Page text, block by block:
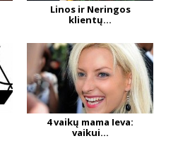
Linos ir Neringos
klientų...
4 vaikų mama Ieva:
vaikui...